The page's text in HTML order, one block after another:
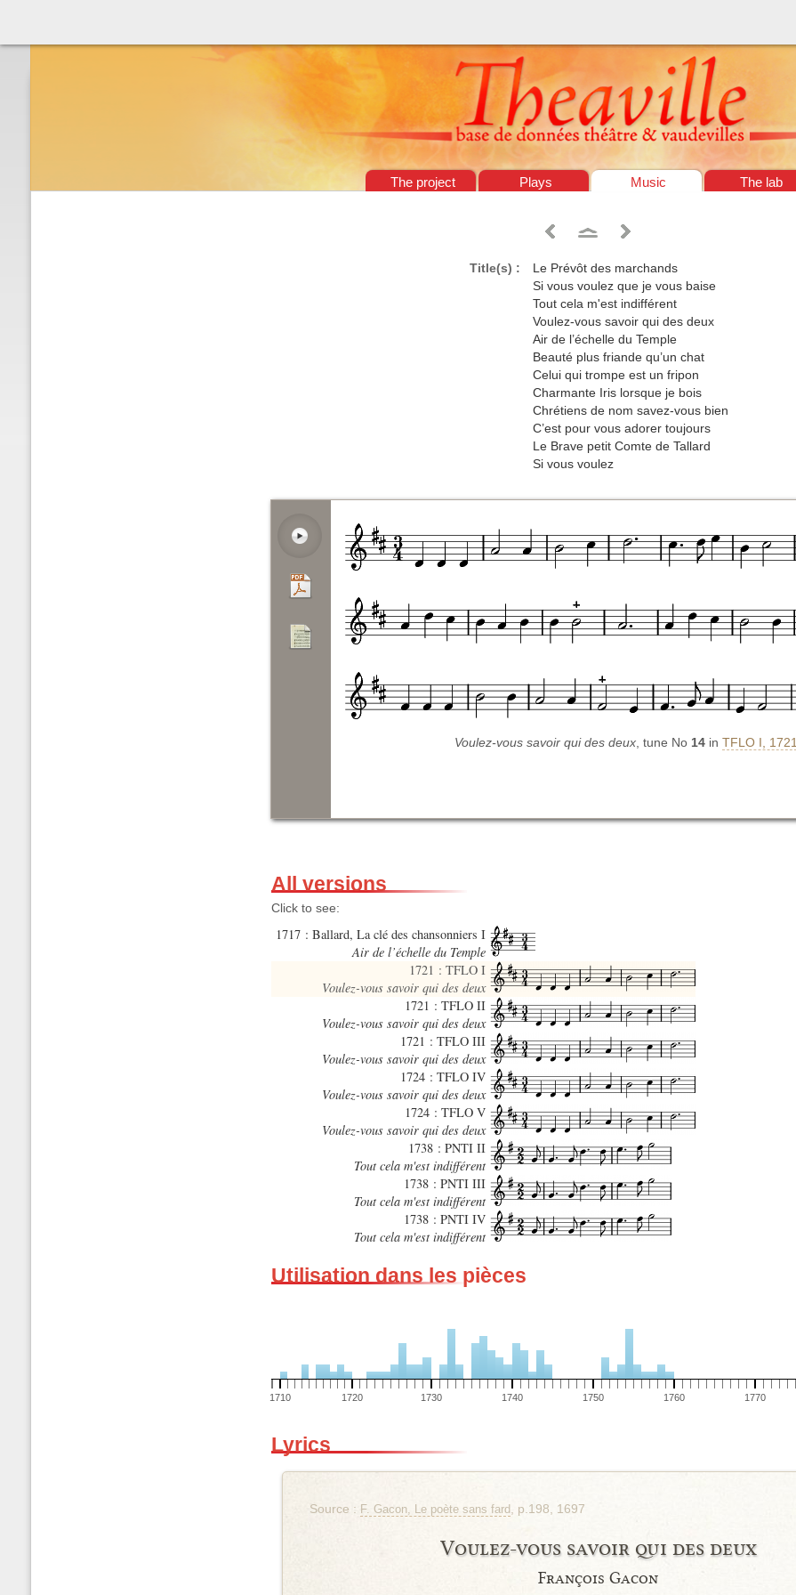
Théâtre & vaudevilles
The project Plays Music The lab
Title(s) :
Le Prévôt des marchands
Si vous voulez que je vous baise
Tout cela m'est indifférent
Voulez-vous savoir qui des deux
Air de l’échelle du Temple
Beauté plus friande qu’un chat
Celui qui trompe est un fripon
Charmante Iris lorsque je bois
Chrétiens de nom savez-vous bien
C’est pour vous adorer toujours
Le Brave petit Comte de Tallard
Si vous voulez
Voulez-vous savoir qui des deux , tune No 14 inTFLO I, 1721.
All versions
Click to see:
1717 : Ballard, La clé des chansonniers I
Air de l’échelle du Temple
1721 : TFLO I
Voulez-vous savoir qui des deux
1721 : TFLO II
Voulez-vous savoir qui des deux
1721 : TFLO III
Voulez-vous savoir qui des deux
1724 : TFLO IV
Voulez-vous savoir qui des deux
1724 : TFLO V
Voulez-vous savoir qui des deux
1738 : PNTI II
Tout cela m'est indifférent
1738 : PNTI III
Tout cela m'est indifférent
1738 : PNTI IV
Tout cela m'est indifférent
Utilisation dans les pièces
1710 1720 1730 1740 1750 1760 1770
Lyrics
Source : F. Gacon, Le poète sans fard, p.198, 1697
Voulez-vous savoir qui des deux
François Gacon